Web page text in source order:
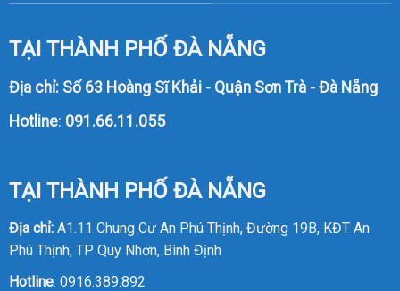
TẠI THÀNH PHỐ ĐÀ NẴNG
Địa chỉ: Số 63 Hoàng Sĩ Khải - Quận Sơn Trà - Đà Nẵng
Hotline: 091.66.11.055
TẠI THÀNH PHỐ ĐÀ NẴNG
Địa chỉ:A1.11 Chung Cư An Phú Thịnh, Đường 19B, KĐT An
Phú Thịnh, TP Quy Nhơn, Bình Định
Hotline: 0916.389.892